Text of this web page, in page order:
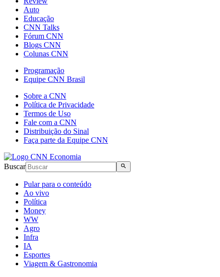
Auto
Educação
CNN Talks
Fórum CNN
Blogs CNN
Colunas CNN
Programação
Equipe CNN Brasil
Sobre a CNN
Política de Privacidade
Termos de Uso
Fale com a CNN
Distribuição do Sinal
Faça parte da Equipe CNN
Buscar
Pular para o conteúdo
Ao vivo
Política
Money
WW
Agro
Infra
IA
Esportes
Viagem & Gastronomia